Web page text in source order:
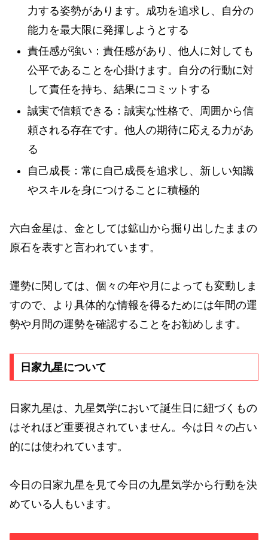
力する姿勢があります。成功を追求し、自分の
能力を最大限に発揮しようとする
責任感が強い：責任感があり、他人に対しても
公平であることを心掛けます。自分の行動に対
して責任を持ち、結果にコミットする
誠実で信頼できる：誠実な性格で、周囲から信
頼される存在です。他人の期待に応える力があ
る
自己成長：常に自己成長を追求し、新しい知識
やスキルを身につけることに積極的
六白金星は、金としては鉱山から掘り出したままの
原石を表すと言われています。
運勢に関しては、個々の年や月によっても変動しま
すので、より具体的な情報を得るためには年間の運
勢や月間の運勢を確認することをお勧めします。
日家九星について
日家九星は、九星気学において誕生日に紐づくもの
はそれほど重要視されていません。今は日々の占い
的には使われています。
今日の日家九星を見て今日の九星気学から行動を決
めている人もいます。